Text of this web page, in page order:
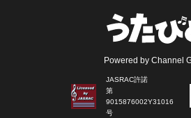
Powered by Channel
JASRAC許諾
第
9015876002Y31016
号